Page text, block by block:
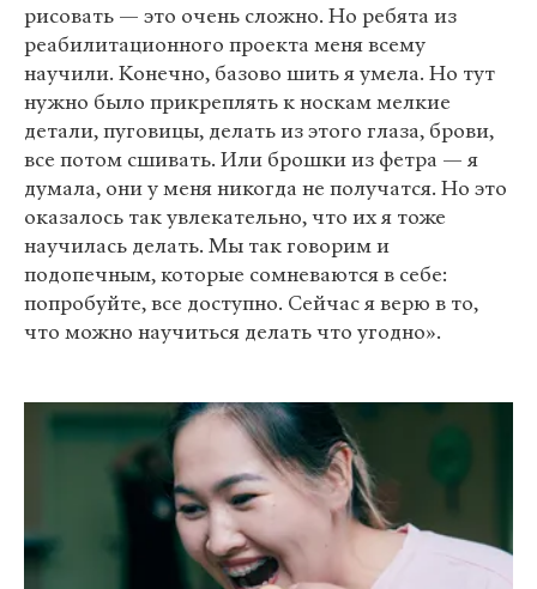
рисовать — это очень сложно. Но ребята из
реабилитационного проекта меня всему
научили. Конечно, базово шить я умела. Но тут
нужно было прикреплять к носкам мелкие
детали, пуговицы, делать из этого глаза, брови,
все потом сшивать. Или брошки из фетра — я
думала, они у меня никогда не получатся. Но это
оказалось так увлекательно, что их я тоже
научилась делать. Мы так говорим и
подопечным, которые сомневаются в себе:
попробуйте, все доступно. Сейчас я верю в то,
что можно научиться делать что угодно».